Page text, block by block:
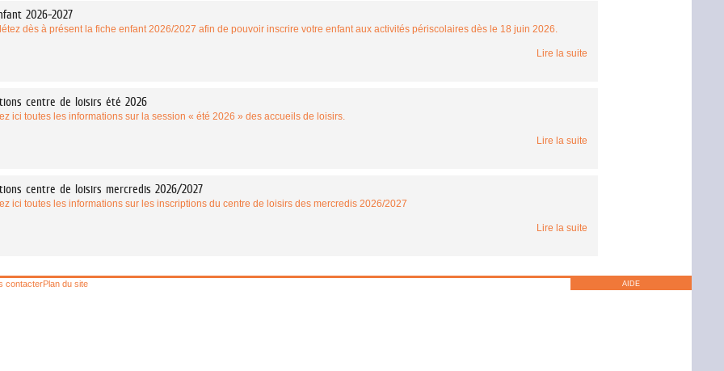
2026-2027
dès à présent la fiche enfant 2026/2027 afin de pouvoir inscrire votre enfant aux activités périscolaires dès le 18 juin 2026.
Lire la suite
centre de loisirs été 2026
ici toutes les informations sur la session « été 2026 » des accueils de loisirs.
Lire la suite
centre de loisirs mercredis 2026/2027
ici toutes les informations sur les inscriptions du centre de loisirs des mercredis 2026/2027
Lire la suite
contacterPlan du site AIDE